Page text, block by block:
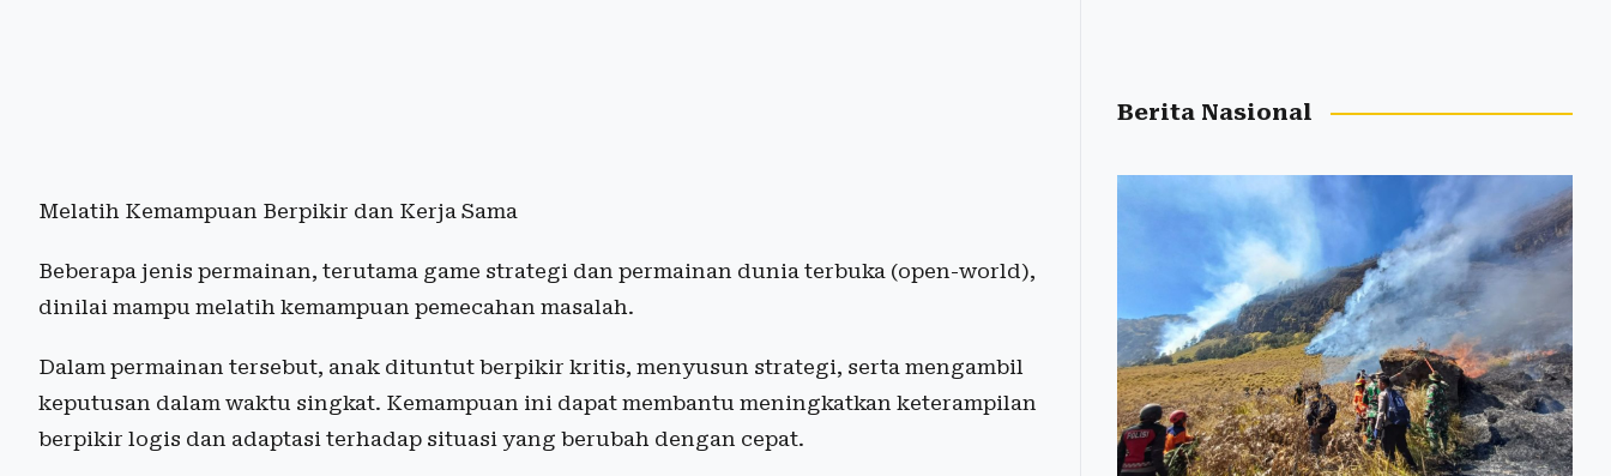
Melatih Kemampuan Berpikir dan Kerja Sama
Beberapa jenis permainan, terutama game strategi dan permainan dunia terbuka (open-world),
dinilai mampu melatih kemampuan pemecahan masalah.
Dalam permainan tersebut, anak dituntut berpikir kritis, menyusun strategi, serta mengambil
keputusan dalam waktu singkat. Kemampuan ini dapat membantu meningkatkan keterampilan
berpikir logis dan adaptasi terhadap situasi yang berubah dengan cepat.
Berita Nasional